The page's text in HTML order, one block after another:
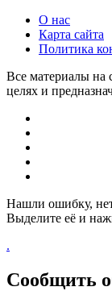
О нас
Карта сайта
Политика
Все материалы на
целях и
Нашли ошибку,
Выделите её и
.
Сообщить